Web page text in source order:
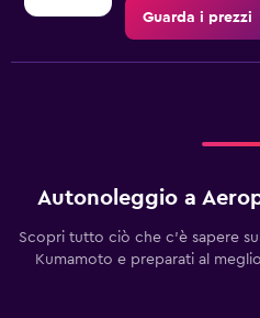
Guarda i prezzi
Autonoleggio a
Scopri tutto ciò che c'è sapere
Kumamoto e preparati al